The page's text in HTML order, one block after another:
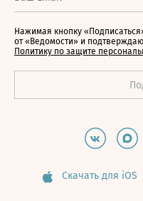
Нажимая кнопку
от «Ведомости» и
Политику по защите
Скачать для iOS